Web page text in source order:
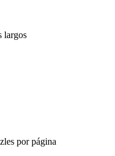
largos
por página